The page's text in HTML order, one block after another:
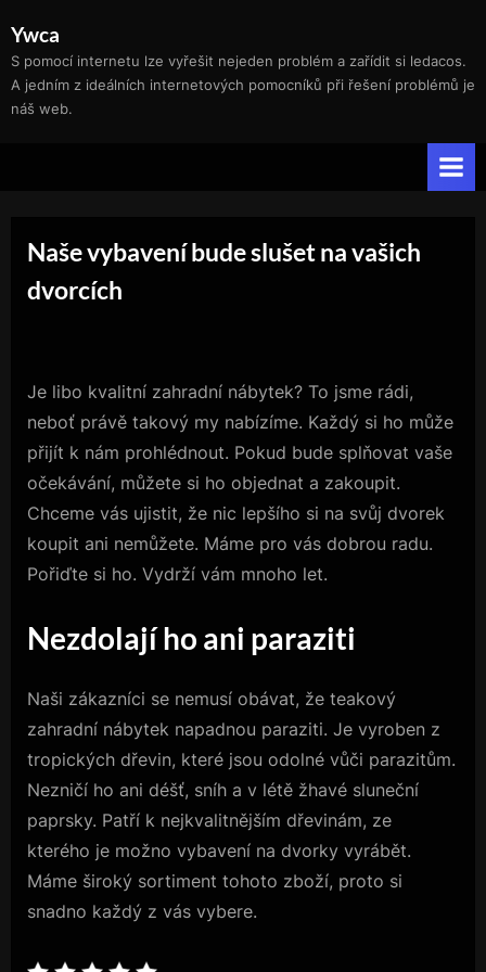
content
Ywca
S pomocí internetu lze vyřešit nejeden problém a zařídit si ledacos.
A jedním z ideálních internetových pomocníků při řešení problémů je
náš web.
Naše vybavení bude slušet na vašich
dvorcích
Je libo kvalitní zahradní nábytek? To jsme rádi,
neboť právě takový my nabízíme. Každý si ho může
přijít k nám prohlédnout. Pokud bude splňovat vaše
očekávání, můžete si ho objednat a zakoupit.
Chceme vás ujistit, že nic lepšího si na svůj dvorek
koupit ani nemůžete. Máme pro vás dobrou radu.
Pořiďte si ho. Vydrží vám mnoho let.
Nezdolají ho ani paraziti
Naši zákazníci se nemusí obávat, že teakový
zahradní nábytek napadnou paraziti. Je vyroben z
tropických dřevin, které jsou odolné vůči parazitům.
Nezničí ho ani déšť, sníh a v létě žhavé sluneční
paprsky. Patří k nejkvalitnějším dřevinám, ze
kterého je možno vybavení na dvorky vyrábět.
Máme široký sortiment tohoto zboží, proto si
snadno každý z vás vybere.